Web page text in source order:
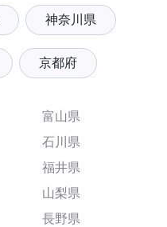
神奈川県
京都府
富山県
石川県
福井県
山梨県
長野県